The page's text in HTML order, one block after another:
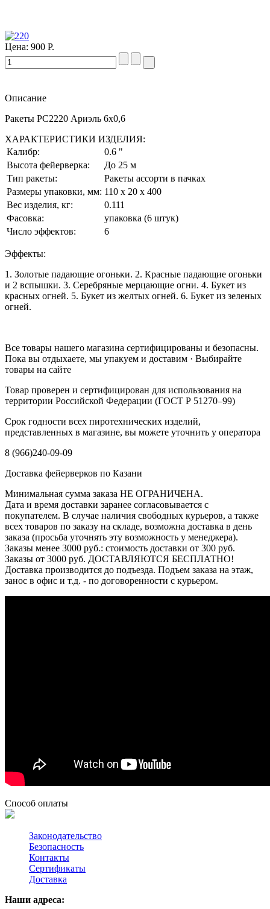
Цена: 900 Р.
Описание
Ракеты РС2220 Ариэль 6х0,6
ХАРАКТЕРИСТИКИ ИЗДЕЛИЯ:
Калибр:
0.6 "
Высота фейерверка:
До 25 м
Тип ракеты:
Ракеты ассорти в пачках
Размеры упаковки, мм: 110 х 20 х 400
Вес изделия, кг:
0.111
Фасовка:
упаковка (6 штук)
Число эффектов:
6
Эффекты:
1. Золотые падающие огоньки. 2. Красные падающие огоньки
и 2 вспышки. 3. Серебряные мерцающие огни. 4. Букет из
красных огней. 5. Букет из желтых огней. 6. Букет из зеленых
огней.
Все товары нашего магазина сертифицированы и безопасны.
Пока вы отдыхаете, мы упакуем и доставим · Выбирайте
товары на сайте
Товар проверен и сертифицирован для использования на
территории Российской Федерации (ГОСТ Р 51270–99)
Срок годности всех пиротехнических изделий,
представленных в магазине, вы можете уточнить у оператора
8 (966)240-09-09
Доставка фейерверков по Казани
Минимальная сумма заказа НЕ ОГРАНИЧЕНА.
Дата и время доставки заранее согласовывается с
покупателем. В случае наличия свободных курьеров, а также
всех товаров по заказу на складе, возможна доставка в день
заказа (просьба уточнять эту возможность у менеджера).
Заказы менее 3000 руб.: стоимость доставки от 300 руб.
Заказы от 3000 руб. ДОСТАВЛЯЮТСЯ БЕСПЛАТНО!
Доставка производится до подъезда. Подъем заказа на этаж,
занос в офис и т.д. - по договоренности с курьером.
Способ оплаты
Законодательство
Безопасность
Контакты
Сертификаты
Доставка
Наши адреса: